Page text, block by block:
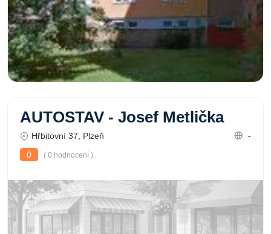
AUTOSTAV - Josef Metlička
Hřbitovní 37, Plzeň
-
0
( 0 hodnocení )